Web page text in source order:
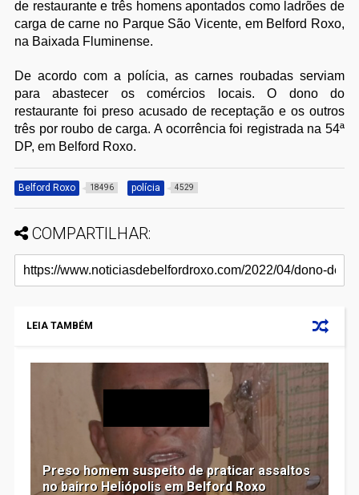
de restaurante e três homens apontados como ladrões de
carga de carne no Parque São Vicente, em Belford Roxo,
na Baixada Fluminense.
De acordo com a polícia, as carnes roubadas serviam
para abastecer os comércios locais. O dono do
restaurante foi preso acusado de receptação e os outros
três por roubo de carga. A ocorrência foi registrada na 54ª
DP, em Belford Roxo.
Belford Roxo 18496 polícia 4529
COMPARTILHAR:
LEIA TAMBÉM
Preso homem suspeito de praticar assaltos
no bairro Heliópolis em Belford Roxo